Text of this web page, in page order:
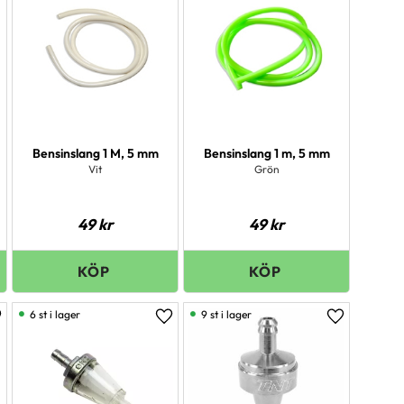
Bensinslang 1 M, 5 mm
Vit
49kr
Bensinslang 1 m, 5 mm
Grön
49kr
till i favoriter Lägg till i favoriter
6 st i lager
Lägg till i
9 st i lager